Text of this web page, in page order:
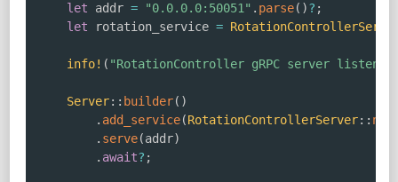
let addr = "0.0.0.0:50051" . parse( )? ;
let rotation_service =
info! ( "RotationController gRPC server
Server:: builder( )
. add_service(RotationControllerServer:: new
. serve(addr)
. await? ;